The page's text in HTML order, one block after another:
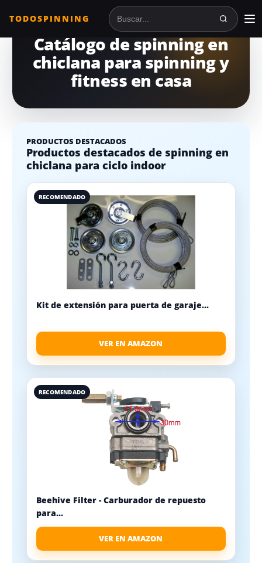
TODOSPINNING Buscar en TodoSpinning
Catálogo de spinning en
chiclana para spinning y
fitness en casa
PRODUCTOS DESTACADOS
Productos destacados de spinning en
chiclana para ciclo indoor
RECOMENDADO
Kit de extensión para puerta de garaje...
VER EN AMAZON
RECOMENDADO
Beehive Filter - Carburador de repuesto
para...
VER EN AMAZON